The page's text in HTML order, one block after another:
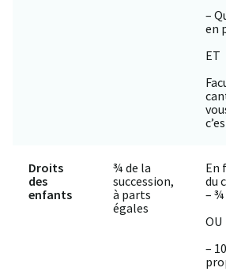
–
en
ET
Droits
des
enfants
¾ de la
succession,
à parts
égales
En
du
– ¾
OU
–